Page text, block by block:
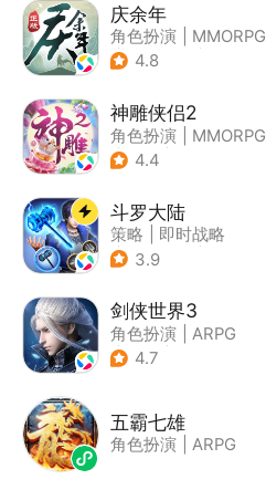
庆余年
角色扮演
MMORPG
| 小说改编
4.8
神雕侠侣2
角色扮演
MMORPG
| 武侠
4.4
斗罗大陆
策略
即时战略
| 小说改编
3.9
剑侠世界3
角色扮演
ARPG
| 武侠
4.7
五霸七雄
角色扮演 ARPG